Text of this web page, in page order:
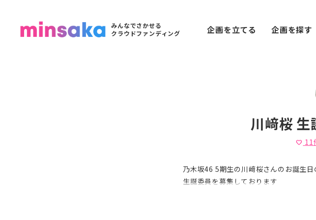
みんなでさかせる
クラウドファンディング
企画を立てる 企画を探す
川﨑桜
favorite 11
乃木坂46 5期生の川﨑桜さんのお誕生
生誕委員を募集しております